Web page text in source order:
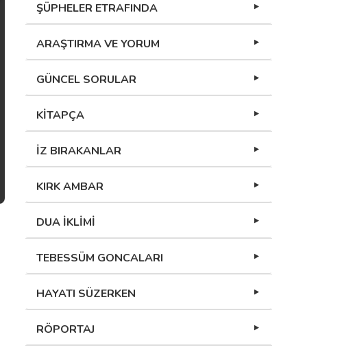
ŞÜPHELER ETRAFINDA
ARAŞTIRMA VE YORUM
GÜNCEL SORULAR
KİTAPÇA
İZ BIRAKANLAR
KIRK AMBAR
DUA İKLİMİ
TEBESSÜM GONCALARI
HAYATI SÜZERKEN
RÖPORTAJ